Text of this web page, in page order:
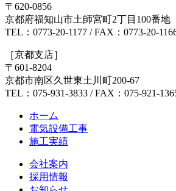
〒620-0856
京都府福知山市土師宮町2丁目100番地
TEL：0773-20-1177 / FAX：0773-20-
［京都支店］
〒601-8204
京都市南区久世東土川町200-67
TEL：075-931-3833 / FAX：075-921-
ホーム
電気設備工事
施工実績
会社案内
採用情報